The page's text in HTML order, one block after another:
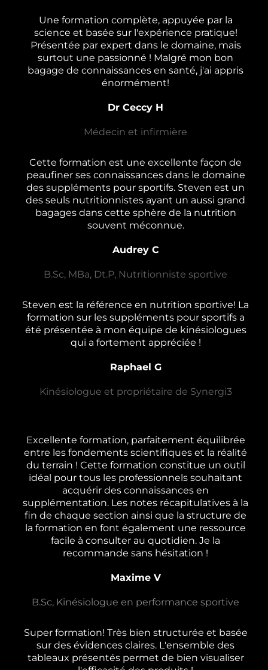
Une formation complète, appuyée par la
science et basée sur l'expérience pratique!
Présentée par expert dans le domaine, mais
surtout une passionné ! Malgré mon bon
bagage de connaissances en santé, j'ai appris
énormément!
Dr Ceccy H
Médecin et infirmière
Cette formation est une excellente façon de
peaufiner ses connaissances dans le domaine
des suppléments pour sportifs. Steven est un
des seuls nutritionnistes ayant un aussi grand
bagages dans cette sphère de la nutrition
souvent méconnue.
Audrey C
B.Sc, MBa, Dt.P, Nutritionniste sportive
Steven est la référence en nutrition sportive! La
formation sur les suppléments pour sportifs a
été présentée à mon équipe de kinésiologues
qui a fortement appréciée !
Raphael G
Kinésiologue et propriétaire de Synergi3
Excellente formation, parfaitement équilibrée
entre les fondements scientifiques et la réalité
du terrain ! Cette formation constitue un outil
idéal pour tous les professionnels souhaitant
acquérir des connaissances en
supplémentation. Les notes récapitulatives à la
fin de chaque section ainsi que la structure de
la formation en font également une ressource
facile à consulter au quotidien. Je la
recommande sans hésitation !
Maxime V
B.Sc, Kinésiologue en performance sportive
Super formation! Très bien structurée et basée
sur des évidences claires. L'ensemble des
tableaux présentés permet de bien visualiser